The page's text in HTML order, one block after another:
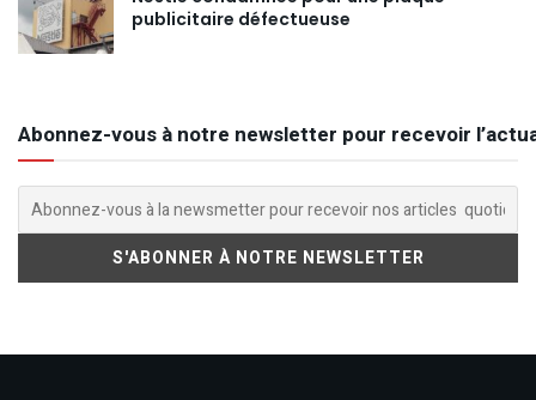
publicitaire défectueuse
Abonnez-vous à notre newsletter pour recevoir